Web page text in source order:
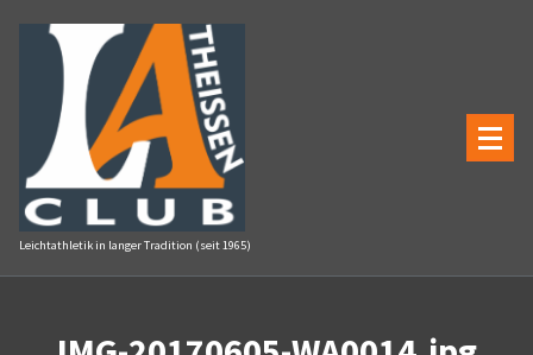
Inhalt
springen
Leichtathletik in langer Tradition (seit 1965)